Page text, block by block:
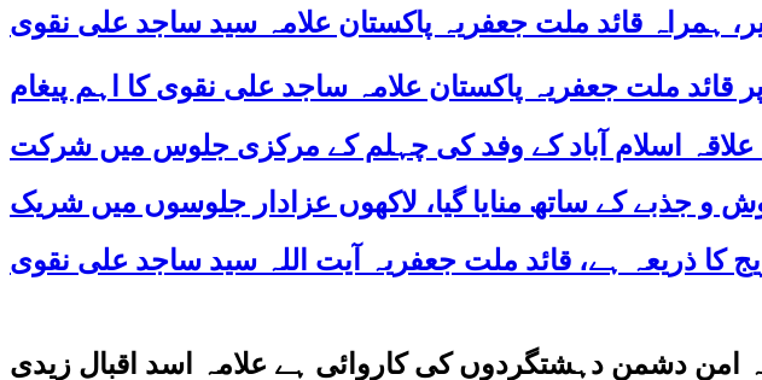
ہمراہ قائد ملت جعفریہ پاکستان علامہ سید ساجد علی نقوی
اسلام آباد کے وفد کی چہلم کے مرکزی جلوس میں شرکت
امن دشمن دہشتگردوں کی کاروائی ہے علامہ اسد اقبال زیدی